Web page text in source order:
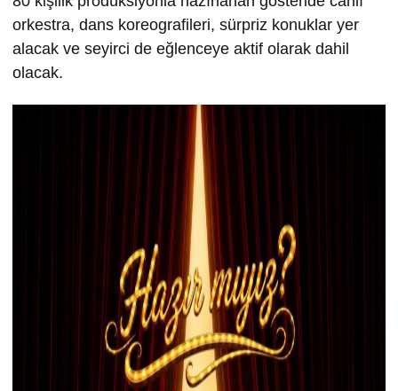
orkestra, dans koreografileri, sürpriz konuklar yer
alacak ve seyirci de eğlenceye aktif olarak dahil
olacak.